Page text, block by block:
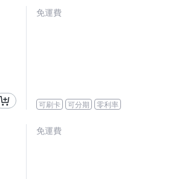
免運費
可刷卡 可分期 零利率
免運費